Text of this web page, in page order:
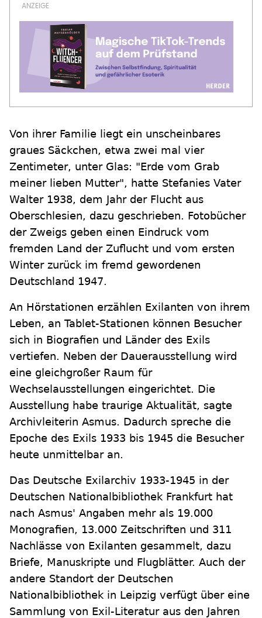
Von ihrer Familie liegt ein unscheinbares
graues Säckchen, etwa zwei mal vier
Zentimeter, unter Glas: "Erde vom Grab
meiner lieben Mutter", hatte Stefanies Vater
Walter 1938, dem Jahr der Flucht aus
Oberschlesien, dazu geschrieben. Fotobücher
der Zweigs geben einen Eindruck vom
fremden Land der Zuflucht und vom ersten
Winter zurück im fremd gewordenen
Deutschland 1947.
An Hörstationen erzählen Exilanten von ihrem
Leben, an Tablet-Stationen können Besucher
sich in Biografien und Länder des Exils
vertiefen. Neben der Dauerausstellung wird
eine gleichgroßer Raum für
Wechselausstellungen eingerichtet. Die
Ausstellung habe traurige Aktualität, sagte
Archivleiterin Asmus. Dadurch spreche die
Epoche des Exils 1933 bis 1945 die Besucher
heute unmittelbar an.
Das Deutsche Exilarchiv 1933-1945 in der
Deutschen Nationalbibliothek Frankfurt hat
nach Asmus' Angaben mehr als 19.000
Monografien, 13.000 Zeitschriften und 311
Nachlässe von Exilanten gesammelt, dazu
Briefe, Manuskripte und Flugblätter. Auch der
andere Standort der Deutschen
Nationalbibliothek in Leipzig verfügt über eine
Sammlung von Exil-Literatur aus den Jahren